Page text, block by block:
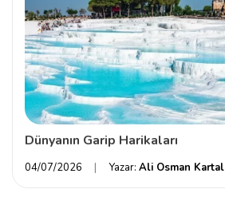
Dünyanın Garip Harikaları
04/07/2026 Yazar: Ali Osman Kartal